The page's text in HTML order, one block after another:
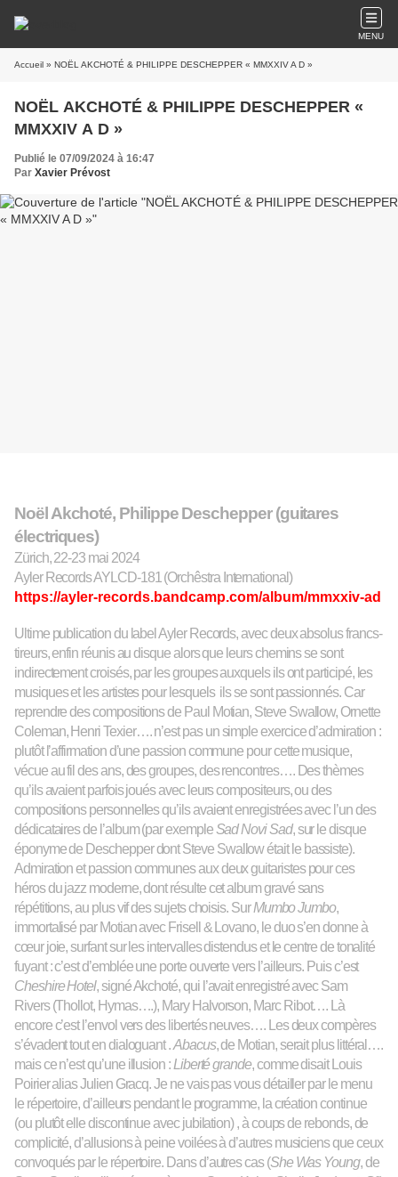
MENU
Accueil » NOËL AKCHOTÉ & PHILIPPE DESCHEPPER « MMXXIV A D »
NOËL AKCHOTÉ & PHILIPPE DESCHEPPER «
MMXXIV A D »
Publié le 07/09/2024 à 16:47
Par Xavier Prévost
Noël Akchoté, Philippe Deschepper (guitares
électriques)
Zürich, 22-23 mai 2024
Ayler Records AYLCD-181 (Orchêstra International)
https://ayler-records.bandcamp.com/album/mmxxiv-ad
Ultime publication du label Ayler Records, avec deux absolus francs-
tireurs, enfin réunis au disque alors que leurs chemins se sont
indirectement croisés, par les groupes auxquels ils ont participé, les
musiques et les artistes pour lesquelsils se sont passionnés. Car
reprendre des compositions de Paul Motian, Steve Swallow, Ornette
Coleman, Henri Texier…. n’est pas un simple exercice d’admiration :
plutôt l’affirmation d’une passion commune pour cette musique,
vécue au fil des ans, des groupes, des rencontres…. Des thèmes
qu’ils avaient parfois jouésavec leurs compositeurs,ou des
compositions personnelles qu’ils avaient enregistrées avec l’un des
dédicataires de l’album(par exempleSad Novi Sad, sur le disque
éponyme de Deschepper dont Steve Swallowétait le bassiste).
Admiration et passion communes aux deux guitaristes pour ces
héros du jazz moderne, dont résulte cet album gravé sans
répétitions, au pl us vif des sujets choisis. SurMumbo Jumbo,
immortalisé par Motian avec Frisell & Lovano, le duo s’en donne à
cœurjoie, surfant sur lesintervalles distenduset le centre de tonalité
fuyant : c’est d’emblée une porte ouverte vers l’ailleurs. Puis c’est
Cheshire Hotel, signé Akchoté, qui l’avait enregistré avec Sam
Rivers (Thollot, Hymas….), Mary Halvorson, Marc Ribot…. Là
encore c’est l’envol vers des libertés neuves….
Les deux compères
s’évadenttouten dialoguant .Abacus, de Motian, serait plus littéral….
mais ce n’est qu’une illusion : Liberté grande, comme disait Louis
Poirier alias Julien Gracq.Je ne vaispasvousdétailler par le menu
le répertoire, d’ailleurs pendant le programme, la création continue
(ou plutôt elle discontinue avec jubilation) , à coups de rebonds, de
complicité,d’allusionsà peine voilées à d’autres musiciens que ceux
convoqués par le répertoire. Dans d’autres cas (She Was Young, de